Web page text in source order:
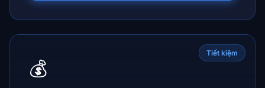
Tiết kiệm
💰